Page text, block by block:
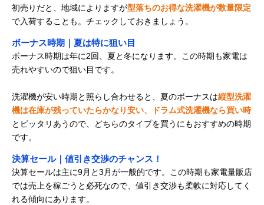
初売りだと、地域によりますが型落ちのお得な洗濯機が数量限定
で入荷することも。チェックしておきましょう。
ボーナス時期｜夏は特に狙い目
ボーナス時期は年に2回、夏と冬になります。この時期も家電は
売れやすいので狙い目です。
洗濯機が安い時期と照らし合わせると、夏のボーナスは縦型洗濯
機は在庫が残っていたらかなり安い、ドラム式洗濯機なら買い時
とピッタリあうので、どちらのタイプを買うにもおすすめの時期
です。
決算セール｜値引き交渉のチャンス！
決算セールは主に9月と3月が一般的です。この時期も家電量販店
では売上を稼ごうと必死なので、値引き交渉も柔軟に対応してく
れる傾向にあります。